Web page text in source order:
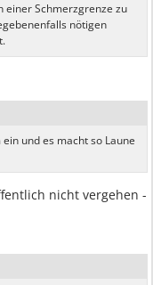
einer Schmerzgrenze zu
nötigen
und es macht so Laune
nicht vergehen -